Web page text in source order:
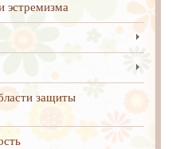
эстремизма
защиты